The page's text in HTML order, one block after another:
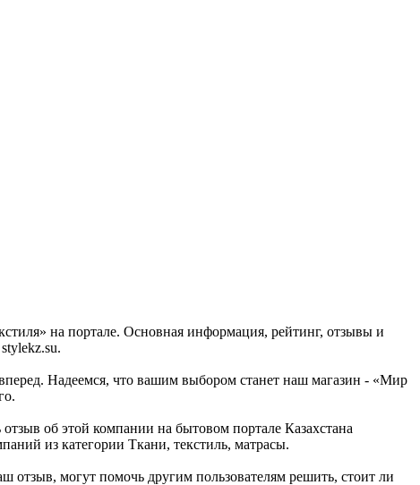
на портале. Основная информация, рейтинг, отзывы и
Надеемся, что вашим выбором станет наш магазин - «Мир
об этой компании на бытовом портале Казахстана
из категории Ткани, текстиль, матрасы.
могут помочь другим пользователям решить, стоит ли